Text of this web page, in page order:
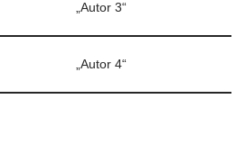
„Autor 3“
„Autor 4“